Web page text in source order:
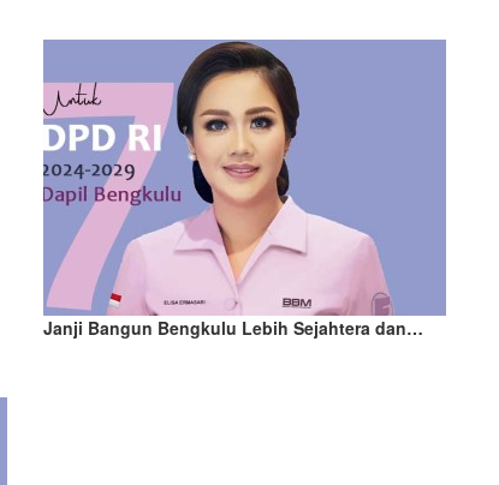
Janji Bangun Bengkulu Lebih Sejahtera dan…